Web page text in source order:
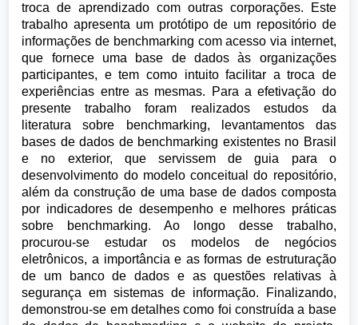
troca de aprendizado com outras corporações. Este
trabalho apresenta um protótipo de um repositório de
informações de benchmarking com acesso via internet,
que fornece uma base de dados às organizações
participantes, e tem como intuito facilitar a troca de
experiências entre as mesmas. Para a efetivação do
presente trabalho foram realizados estudos da
literatura sobre benchmarking, levantamentos das
bases de dados de benchmarking existentes no Brasil
e no exterior, que servissem de guia para o
desenvolvimento do modelo conceitual do repositório,
além da construção de uma base de dados composta
por indicadores de desempenho e melhores práticas
sobre benchmarking. Ao longo desse trabalho,
procurou-se estudar os modelos de negócios
eletrônicos, a importância e as formas de estruturação
de um banco de dados e as questões relativas à
segurança em sistemas de informação. Finalizando,
demonstrou-se em detalhes como foi construída a base